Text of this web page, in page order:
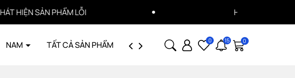
LỖI HOÀN TIỀN 100% HÓA ĐƠN LỖI
NAM TẤT CẢ SẢN PHẨM GIỚI THIỆU TUYỂN DỤNG
0 15 0